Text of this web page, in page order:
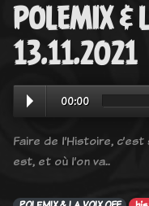
POLEMIX &
13.11.2021
00:00
Faire de l’Histoire,
est, et où l’on va..